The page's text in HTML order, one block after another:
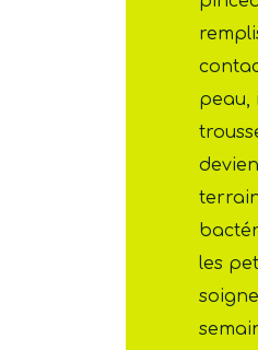
peau,
les